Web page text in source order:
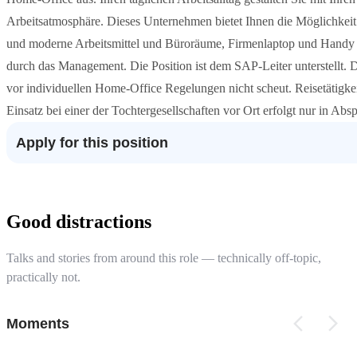
Arbeitsatmosphäre. Dieses Unternehmen bietet Ihnen die
und moderne Arbeitsmittel und Büroräume, Firmenlaptop und
durch das Management. Die Position ist dem SAP-Leiter unterstellt.
vor individuellen Home-Office Regelungen nicht scheut.
Einsatz bei einer der Tochtergesellschaften vor Ort erfolgt nur in
Apply for this position
Good distractions
Talks and stories from around this role — technically off-topic,
practically not.
Moments